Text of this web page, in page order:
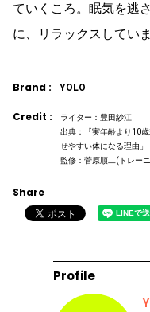
ていくころ。眠気を逃
に、リラックスしてい
Brand : YOLO
Credit :
ライター：豊田紗江
出典：『実年齢より10
せやすい体になる理由」
監修：菅原順二(トレー
Share
Profile